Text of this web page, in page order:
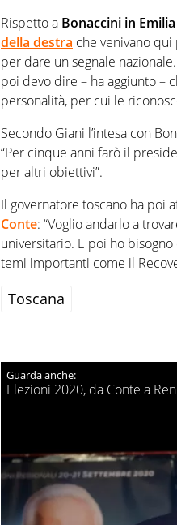
Rispetto a Bonaccini in
della destra che venivano
per dare un segnale
poi devo dire – ha aggiunto –
personalità, per cui le
Secondo Giani l’intesa con
“Per cinque anni farò il
per altri obiettivi”.
Il governatore toscano ha poi
Conte: “Voglio andarlo a
universitario. E poi ho
temi importanti come il
Toscana
Elezioni 2020, da Conte a